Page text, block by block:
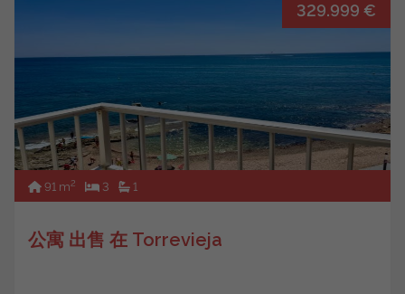
329.999 €
91 m2 3 1
公寓 出售 在 Torrevieja